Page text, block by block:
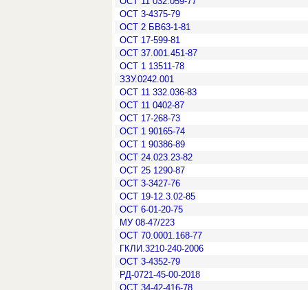
ОСТ 3-4375-79
ОСТ 2 БВ63-1-81
ОСТ 17-599-81
ОСТ 37.001.451-87
ОСТ 1 13511-78
ЗЗУ.0242.001
ОСТ 11 332.036-83
ОСТ 11 0402-87
ОСТ 17-268-73
ОСТ 1 90165-74
ОСТ 1 90386-89
ОСТ 24.023.23-82
ОСТ 25 1290-87
ОСТ 3-3427-76
ОСТ 19-12.3.02-85
ОСТ 6-01-20-75
МУ 08-47/223
ОСТ 70.0001.168-77
ГКЛИ.3210-240-2006
ОСТ 3-4352-79
РД-0721-45-00-2018
ОСТ 34-42-416-78